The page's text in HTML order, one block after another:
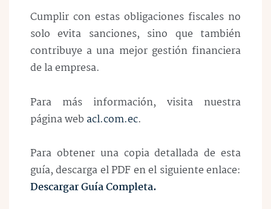
Cumplir con estas obligaciones fiscales no
solo evita sanciones, sino que también
contribuye a una mejor gestión financiera
de la empresa.
Para más información, visita nuestra
página web acl.com.ec.
Para obtener una copia detallada de esta
guía, descarga el PDF en el siguiente enlace:
Descargar Guía Completa.